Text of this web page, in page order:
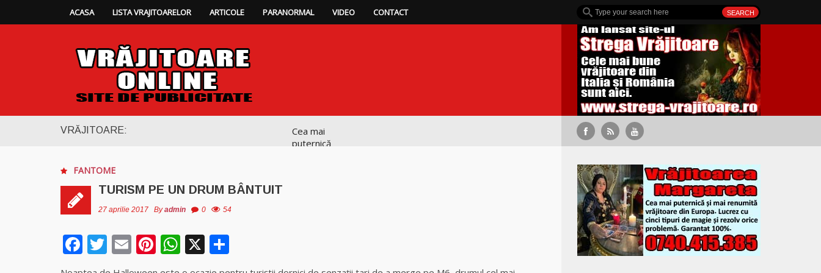
ACASA LISTA VRAJITOARELOR ARTICOLE PARANORMAL VIDEO CONTACT
VRĂJITOARE:
Cea mai
puternică
FANTOME
TURISM PE UN DRUM BÂNTUIT
27 aprilie 2017 Byadmin 0 54
Facebook
Twitter
EmailPinterest
WhatsApp
X